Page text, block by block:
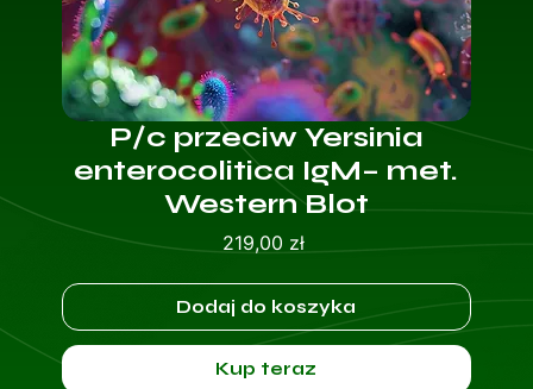
P/c przeciw Yersinia
enterocolitica IgM– met.
Western Blot
219,00 złCena
Dodaj do koszyka
Kup teraz